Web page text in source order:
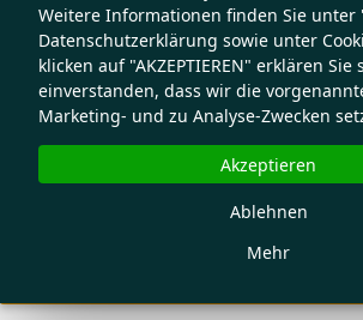
Weitere Informationen finden Sie unter
Datenschutzerklärung sowie unter
klicken auf "AKZEPTIEREN" erklären Sie
einverstanden, dass wir die
Marketing- und zu Analyse-Zwecken
Mehr
Ablehnen
Akzeptieren